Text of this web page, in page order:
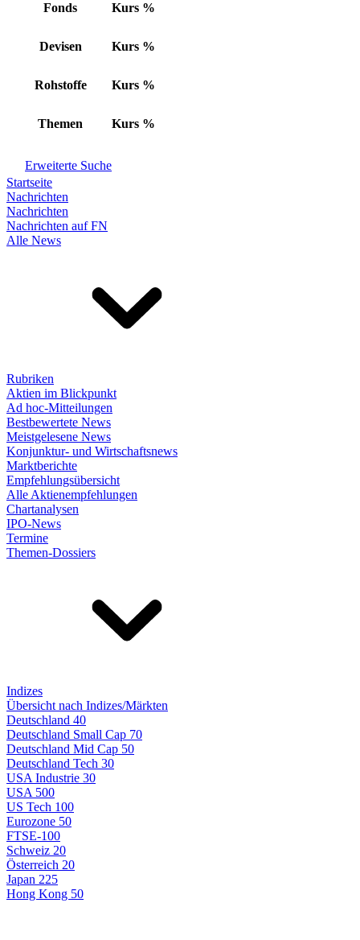
Fonds Kurs %
Devisen Kurs %
Rohstoffe Kurs %
Themen Kurs %
Erweiterte Suche
Startseite
Nachrichten
Nachrichten
Nachrichten auf FN
Alle News
Rubriken
Aktien im Blickpunkt
Ad hoc-Mitteilungen
Bestbewertete News
Meistgelesene News
Konjunktur- und Wirtschaftsnews
Marktberichte
Empfehlungsübersicht
Alle Aktienempfehlungen
Chartanalysen
IPO-News
Termine
Themen-Dossiers
Indizes
Übersicht nach Indizes/Märkten
Deutschland 40
Deutschland Small Cap 70
Deutschland Mid Cap 50
Deutschland Tech 30
USA Industrie 30
USA 500
US Tech 100
Eurozone 50
FTSE-100
Schweiz 20
Österreich 20
Japan 225
Hong Kong 50